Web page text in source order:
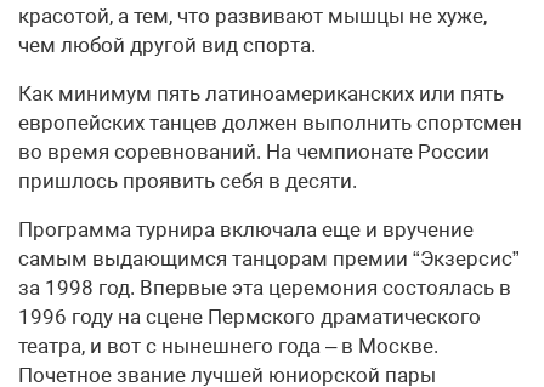
красотой, а тем, что развивают мышцы не хуже,
чем любой другой вид спорта.
Как минимум пять латиноамериканских или пять
европейских танцев должен выполнить спортсмен
во время соревнований. На чемпионате России
пришлось проявить себя в десяти.
Программа турнира включала еще и вручение
самым выдающимся танцорам премии “Экзерсис”
за 1998 год. Впервые эта церемония состоялась в
1996 году на сцене Пермского драматического
театра, и вот с нынешнего года – в Москве.
Почетное звание лучшей юниорской пары